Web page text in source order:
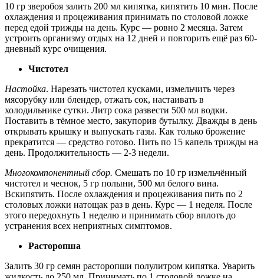
10 гр зверобоя залить 200 мл кипятка, кипятить 10 мин. После
охлаждения и процеживания принимать по столовой ложке
перед едой трижды на день. Курс — ровно 2 месяца. Затем
устроить организму отдых на 12 дней и повторить ещё раз 60-
дневный курс очищения.
Чистотел
Настойка. Нарезать чистотел кусками, измельчить через
мясорубку или блендер, отжать сок, настаивать в
холодильнике сутки. Литр сока развести 500 мл водки.
Поставить в тёмное место, закупорив бутылку. Дважды в день
открывать крышку и выпускать газы. Как только брожение
прекратится — средство готово. Пить по 15 капель трижды на
день. Продолжительность — 2-3 недели.
Многокомпонентный сбор. Смешать по 10 гр измельчённый
чистотел и чеснок, 5 гр полыни, 500 мл белого вина.
Вскипятить. После охлаждения и процеживания пить по 2
столовых ложки натощак раз в день. Курс — 1 неделя. После
этого передохнуть 1 неделю и принимать сбор вплоть до
устранения всех неприятных симптомов.
Расторопша
Залить 30 гр семян расторопши полулитром кипятка. Уварить